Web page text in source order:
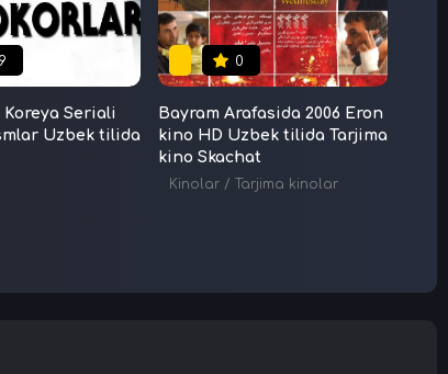
Seriali
Uzbek tilida
0
Bayram Arafasida 2006 Eron
kino HD Uzbek tilida Tarjima
kino Skachat
Kinolar / Tarjima kinolar